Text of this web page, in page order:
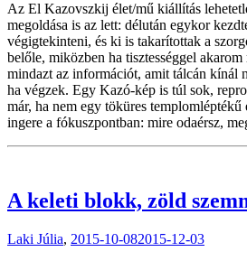
Az El Kazovszkij élet/mű kiállítás
megoldása is az lett: délután egykor
végigtekinteni, és ki is takarítottak a
belőle, miközben ha tisztességgel
mindazt az információt, amit tálcán kínál
ha végzek. Egy Kazó-kép is túl sok,
már, ha nem egy töküres
ingere a fókuszpontban: mire odaérsz,
A keleti blokk, zöld
Laki Júlia, 2015-10-082015-12-03